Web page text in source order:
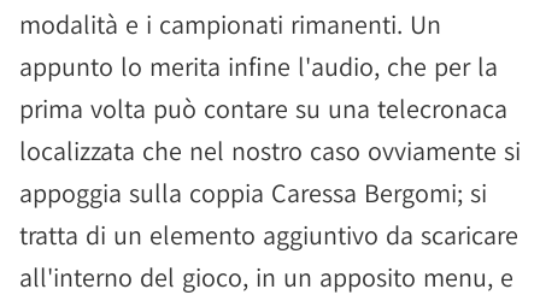
modalità e i campionati rimanenti. Un
appunto lo merita infine l'audio, che per la
prima volta può contare su una telecronaca
localizzata che nel nostro caso ovviamente si
appoggia sulla coppia Caressa Bergomi; si
tratta di un elemento aggiuntivo da scaricare
all'interno del gioco, in un apposito menu, e